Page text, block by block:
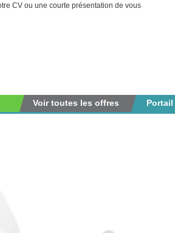
CV ou une courte présentation de vous
Voir toutes les offres